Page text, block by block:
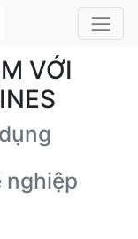
VỚI
nghiệp